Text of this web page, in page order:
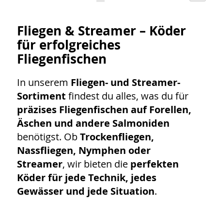
Seite
Fliegen & Streamer – Köder
für erfolgreiches
Fliegenfischen
In unserem Fliegen- und Streamer-
Sortiment findest du alles, was du für
präzises Fliegenfischen auf Forellen,
Äschen und andere Salmoniden
benötigst. ObTrockenfliegen,
Nassfliegen, Nymphen oder
Streamer, wir bieten die perfekten
Köder für jede Technik, jedes
Gewässer und jede Situation.